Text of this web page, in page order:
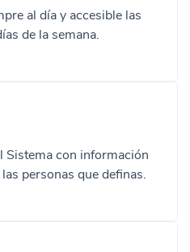
al día y accesible las
de la semana.
Sistema con información
personas que definas.